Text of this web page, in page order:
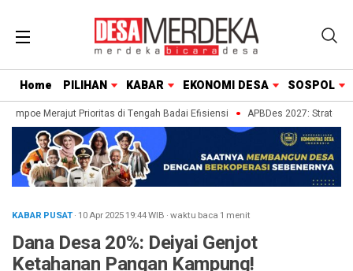
Home PILIHAN KABAR EKONOMI DESA SOSPOL
Merajut Prioritas di Tengah Badai Efisiensi APBDes 2027: Strategi
KABAR PUSAT· 10 Apr 202519:44WIB ·waktu baca 1 menit
Dana Desa 20%: Deiyai Genjot
Ketahanan Pangan Kampung!